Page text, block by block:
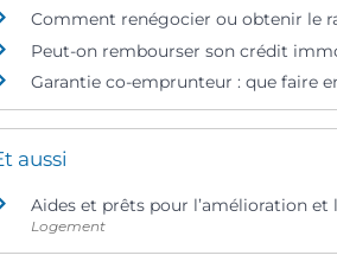
Comment renégocier ou obtenir le
Peut-on rembourser son crédit
Garantie co-emprunteur : que faire
aussi
Aides et prêts pour l’amélioration
Logement